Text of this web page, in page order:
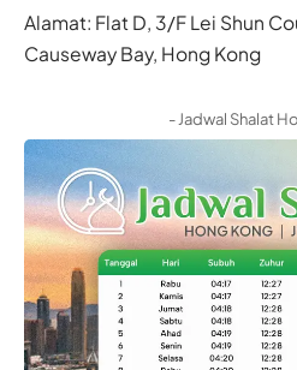
Alamat: Flat D, 3/F Lei Shun
Causeway Bay, Hong Kong
- Jadwal Shalat